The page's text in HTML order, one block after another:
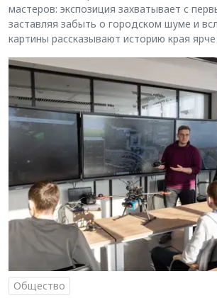
мастеров: экспозиция захватывает с
заставляя забыть о городском шуме и
картины рассказывают историю края
Общество